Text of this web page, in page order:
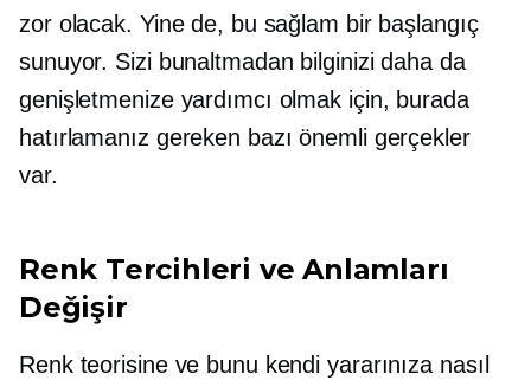
zor olacak. Yine de, bu sağlam bir başlangıç ​​
sunuyor. Sizi bunaltmadan bilginizi daha da
genişletmenize yardımcı olmak için, burada
hatırlamanız gereken bazı önemli gerçekler
var.
Renk Tercihleri ​​ve Anlamları
Değişir
Renk teorisine ve bunu kendi yararınıza nasıl